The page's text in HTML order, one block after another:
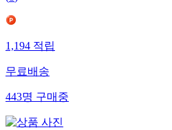
1,194 적립
무료배송
443명 구매중